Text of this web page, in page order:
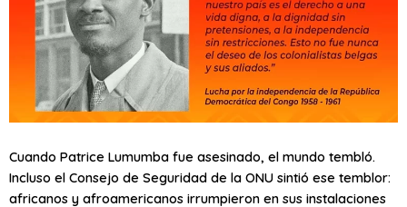
Cuando Patrice Lumumba fue asesinado, el mundo tembló.
Incluso el Consejo de Seguridad de la ONU sintió ese temblor:
africanos y afroamericanos irrumpieron en sus instalaciones